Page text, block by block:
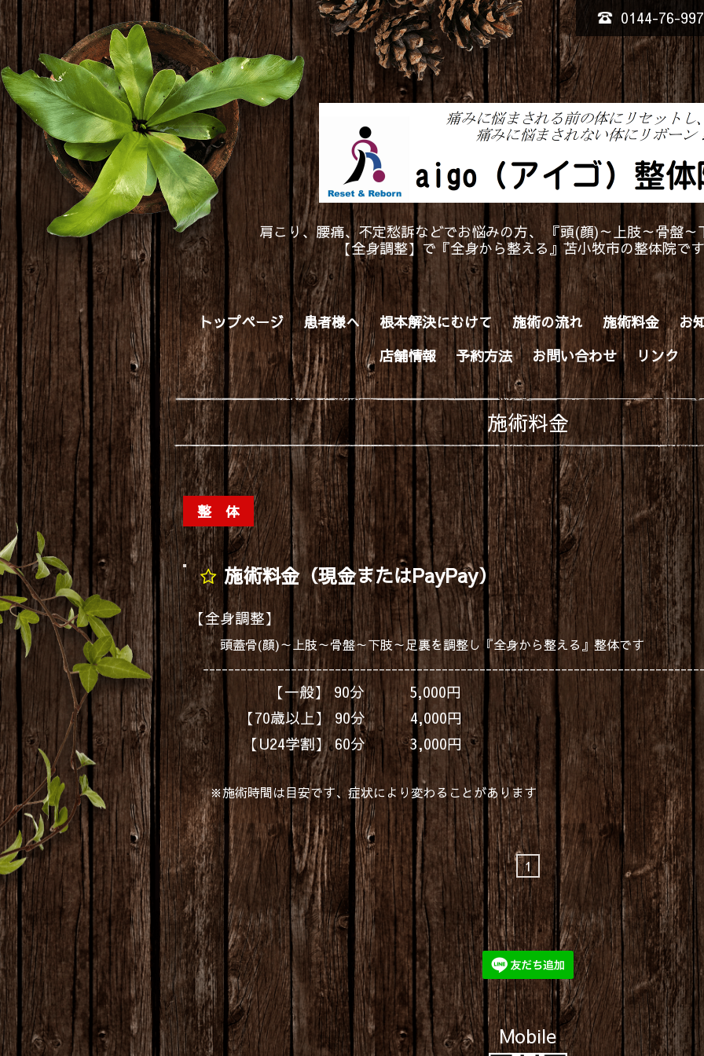
0144-76-
肩こり、腰痛、不定愁訴などでお悩みの方、 『頭(顔)～上肢～骨盤～
【全身調整】で『全身から整える』苫小牧市の整体院で
トップページ 患者様へ 根本解決にむけて 施術の流れ 施術料金
お
店舗情報
予約方法 お問い合わせ リンク
施術料金
整 体
施術料金（現金またはPayPay）
【全身調整】
頭蓋骨(顔)～上肢～骨盤～下肢～足裏を調整し『全身から整える』整体です
【一般】 90分 5,000円
【70歳以上】 90分 4,000円
【U24学割】 60分 3,000円
※施術時間は目安です、症状により変わることがあります
1
Mobile